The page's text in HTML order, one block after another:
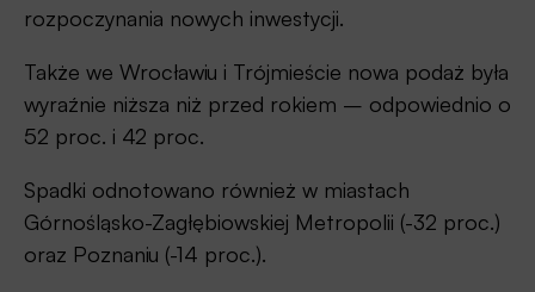
rozpoczynania nowych inwestycji.
Także we Wrocławiu i Trójmieście nowa podaż była
wyraźnie niższa niż przed rokiem – odpowiednio o
52 proc. i 42 proc.
Spadki odnotowano również w miastach
Górnośląsko-Zagłębiowskiej Metropolii (-32 proc.)
oraz Poznaniu (-14 proc.).